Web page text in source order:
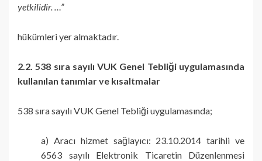
yetkilidir. …”
hükümleri yer almaktadır.
2.2. 538 sıra sayılı VUK Genel Tebliği uygulamasında
kullanılan tanımlar ve kısaltmalar
538 sıra sayılı VUK Genel Tebliği uygulamasında;
a) Aracı hizmet sağlayıcı: 23.10.2014 tarihli ve
6563 sayılı Elektronik Ticaretin Düzenlenmesi